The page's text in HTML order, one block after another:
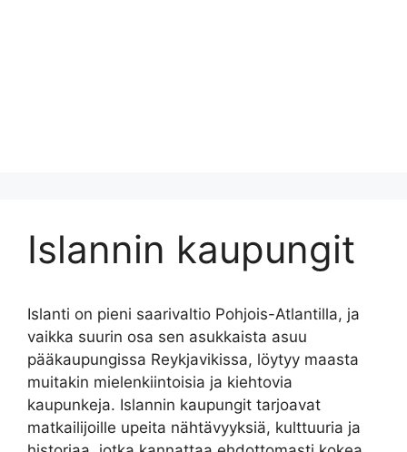
Islannin kaupungit
Islanti on pieni saarivaltio Pohjois-Atlantilla, ja
vaikka suurin osa sen asukkaista asuu
pääkaupungissa Reykjavikissa, löytyy maasta
muitakin mielenkiintoisia ja kiehtovia
kaupunkeja. Islannin kaupungit tarjoavat
matkailijoille upeita nähtävyyksiä, kulttuuria ja